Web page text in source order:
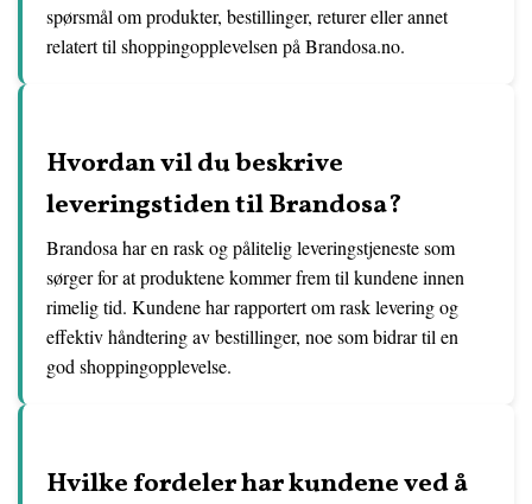
spørsmål om produkter, bestillinger, returer eller annet
relatert til shoppingopplevelsen på Brandosa.no.
Hvordan vil du beskrive
leveringstiden til Brandosa?
Brandosa har en rask og pålitelig leveringstjeneste som
sørger for at produktene kommer frem til kundene innen
rimelig tid. Kundene har rapportert om rask levering og
effektiv håndtering av bestillinger, noe som bidrar til en
god shoppingopplevelse.
Hvilke fordeler har kundene ved å